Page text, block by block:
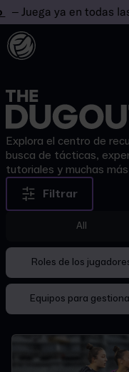
Juega ya en todas las
Explora el centro de
busca de tácticas,
tutoriales y muchas
Filtrar
All
Roles de los
Equipos para